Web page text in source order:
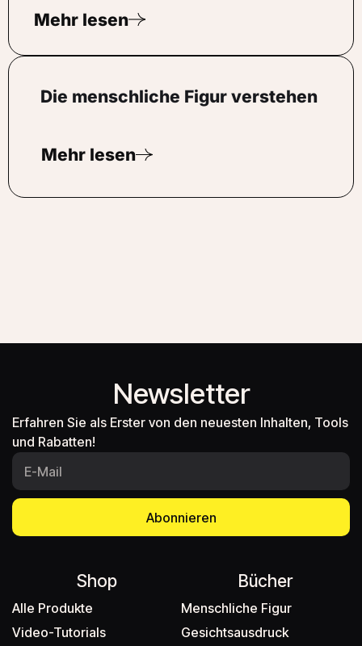
Mehr lesen
Die menschliche Figur verstehen
Mehr lesen
Newsletter
Erfahren Sie als Erster von den neuesten Inhalten, Tools
und Rabatten!
Abonnieren
Shop
Alle Produkte
Video-Tutorials
Bücher
Menschliche Figur
Gesichtsausdruck